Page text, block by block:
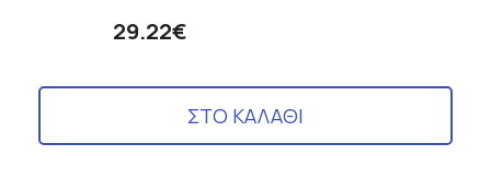
29.22€
ΣΤΟ ΚΑΛΑΘΙ